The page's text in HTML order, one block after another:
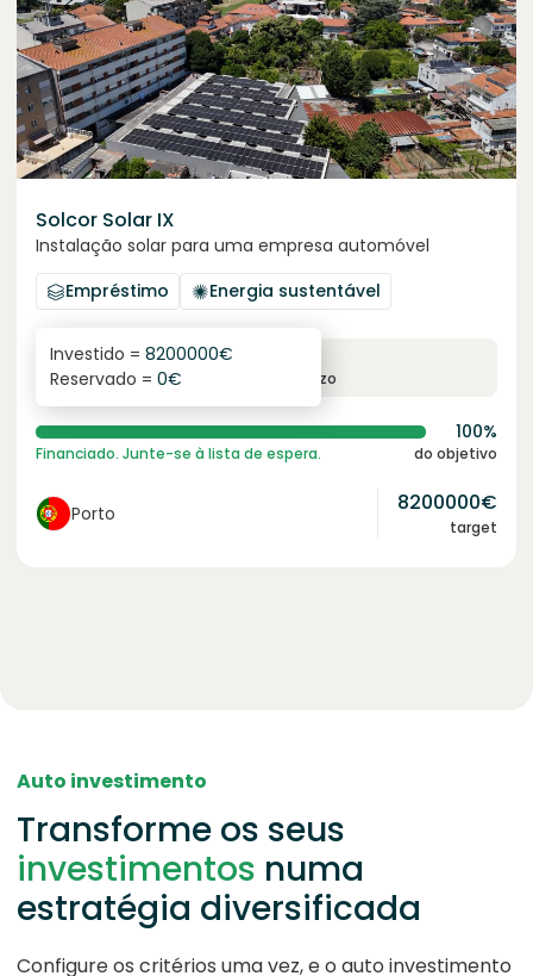
Solcor Solar IX
Instalação solar para uma empresa automóvel
Empréstimo
Energia sustentável
6.1%
juro anual prazo
Investido = 8200000€
Reservado = 0€
100%
Financiado. Junte-se à lista de espera. do objetivo
Porto 8200000€
target
Auto investimento
Transforme os seus
investimentos numa
estratégia diversificada
Configure os critérios uma vez, e o auto investimento